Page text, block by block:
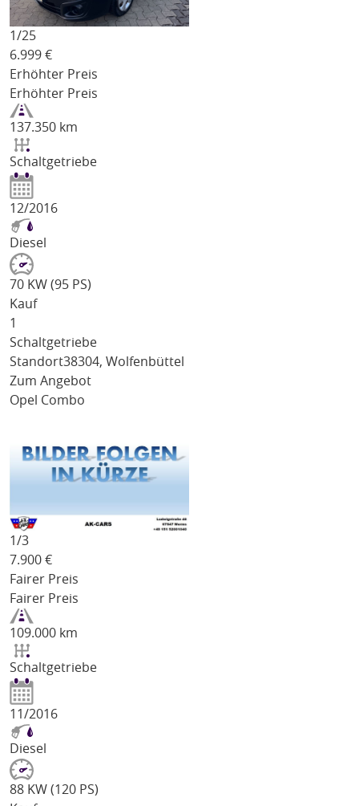
1/25
6.999 €
Erhöhter Preis
Erhöhter Preis
137.350 km
Schaltgetriebe
12/2016
Diesel
70 KW (95 PS)
Kauf
1
Schaltgetriebe
Standort38304, Wolfenbüttel
Zum Angebot
Opel Combo
1/3
7.900 €
Fairer Preis
Fairer Preis
109.000 km
Schaltgetriebe
11/2016
Diesel
88 KW (120 PS)